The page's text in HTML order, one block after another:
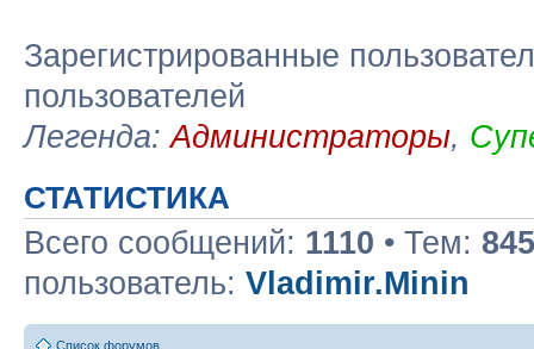
Зарегистрированные
пользователей
Легенда:Администраторы,
СТАТИСТИКА
Всего сообщений: 1110 • Тем: 845
пользователь: Vladimir.Minin
Список форумов